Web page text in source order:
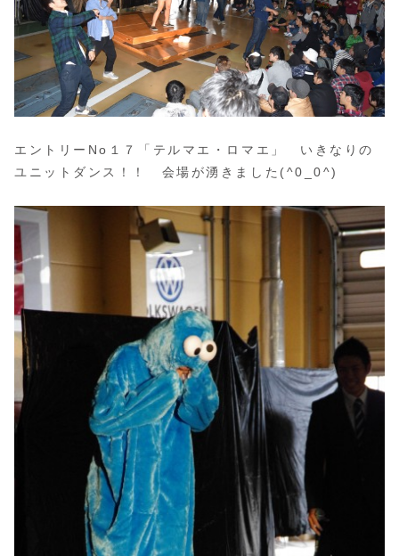
エントリーNo１７「テルマエ・ロマエ」 いきなりの
ユニットダンス！！ 会場が湧きました(^0_0^)